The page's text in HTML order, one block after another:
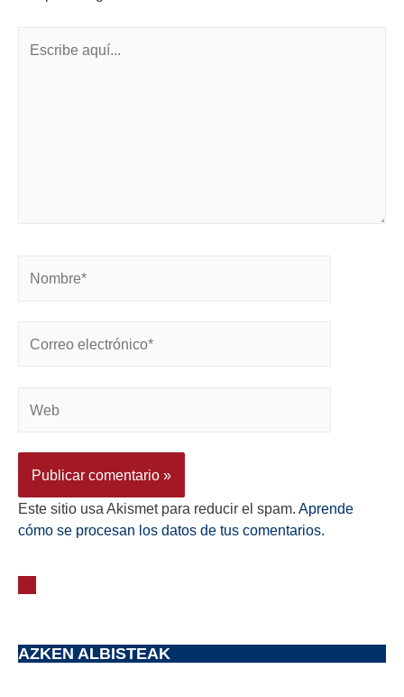
Este sitio usa Akismet para reducir el spam. Aprende
cómo se procesan los datos de tus comentarios.
AZKEN ALBISTEAK